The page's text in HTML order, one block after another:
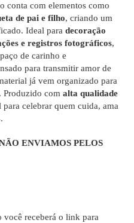
conta com elementos como
de pai e filho, criando um
Ideal para decoração
e registros fotográficos,
de carinho e
para transmitir amor de
já vem organizado para
Produzido com alta qualidade
para celebrar quem cuida, ama
ENVIAMOS PELOS
você receberá o link para